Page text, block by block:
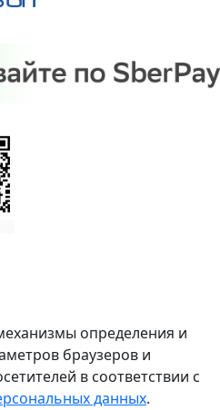
определения и
браузеров и
в соответствии с
данных.